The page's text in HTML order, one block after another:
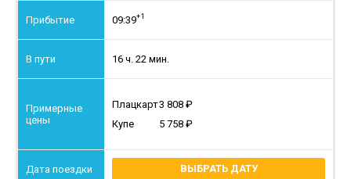
09:39+1
16 ч. 22 мин.
Плацкарт3 808
Купе
5 758
ВЫБРАТЬ ДАТУ